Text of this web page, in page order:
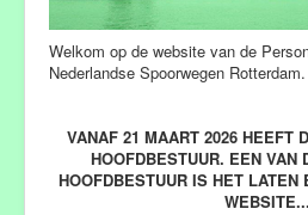
Agenda
Hoofdbestuur
Welkom op de website van de
Nederlandse Spoorwegen Rotterdam.
VANAF 21 MAART 2026 HEEFT
HOOFDBESTUUR. EEN VAN
HOOFDBESTUUR IS HET LATEN
WEBSITE...